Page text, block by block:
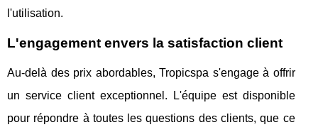
l'utilisation.
L'engagement envers la satisfaction client
Au-delà des prix abordables, Tropicspa s'engage à offrir
un service client exceptionnel. L'équipe est disponible
pour répondre à toutes les questions des clients, que ce